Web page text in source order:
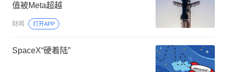
值被Meta超越
财闻 打开APP
SpaceX“硬着陆”